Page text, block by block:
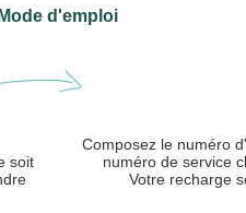
Mode d'emploi
soit
Composez le numéro
numéro de service
Votre recharge